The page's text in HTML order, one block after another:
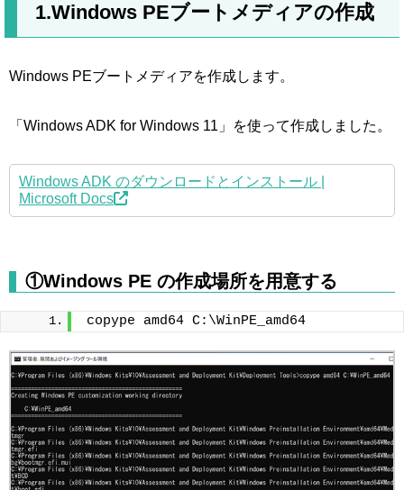
1.Windows PEブートメディアの作成
Windows PEブートメディアを作成します。
「Windows ADK for Windows 11」を使って作成しました。
Windows ADK のダウンロードとインストール |
Microsoft Docs
①Windows PE の作成場所を用意する
copype amd64 C:\WinPE_amd64